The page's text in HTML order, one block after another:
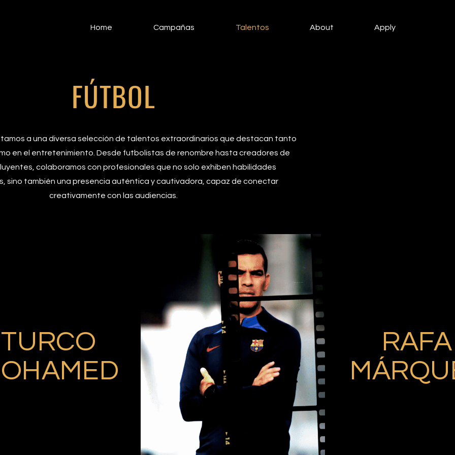
Home Campañas Talentos About Apply
FÚTBOL
a una diversa selección de talentos extraordinarios que destacan tanto
en el entretenimiento. Desde futbolistas de renombre hasta creadores de
colaboramos con profesionales que no solo exhiben habilidades
sino también una presencia auténtica y cautivadora, capaz de conectar
creativamente con las audiencias.
TURCO
RAFA